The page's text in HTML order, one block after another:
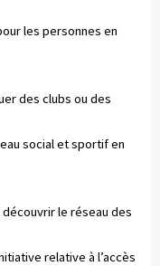
les personnes en
des clubs ou des
social et sportif en
le réseau des
relative à l’accès